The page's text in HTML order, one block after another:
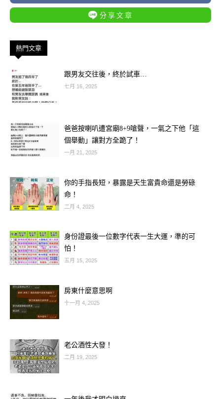
**屬蛇、屬牛、屬狗、屬馬的人注意！
下來！**
12月的偏財能量特別旺，
其中 屬蛇、屬牛、屬狗、屬馬 四個生
肖，
磁場被點亮，「小偏財、大驚喜」都有
如果最近突然覺得直覺變強、想試試手
或是常常看到重複的數字，那就表示
——
你的偏財號碼正在敲門！
以下為四個生肖的 12 月偏財助力號碼
（命理娛樂）：
🐍 屬蛇：偏財爆發，感應數字特別靈
分享文章
熱門文章
跟男友交往後，終於試車…
七月 16, 2025
爸爸按喇叭遭宮廟8+9嗆聲，一氣之下他「這
個舉動」讓對方全跪了！
一月 21, 2025
你的手指長短，暴露是天生富貴命還是勞碌
命！
二月 4, 2025
身份證最後一位數字代表一生大運，準的可
怕！
五月 15, 2025
房東什麼意思啊
十一月 4, 2025
老公酒性大發！
二月 19, 2025